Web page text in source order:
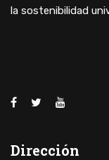
la sostenibilidad
Dirección